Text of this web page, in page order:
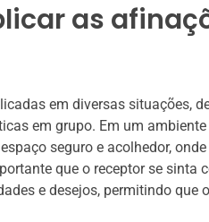
as
em diversas situações,
em grupo. Em um
seguro e acolhedor,
que o receptor se sinta
e desejos, permitindo que